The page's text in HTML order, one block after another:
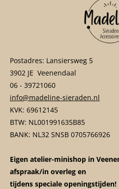
Postadres: Lansiersweg 5
3902 JE Veenendaal
06 - 39721060
info@madeline-sieraden.nl
KVK: 69612145
BTW: NL001991635B85
BANK: NL32 SNSB 0705766926
Eigen atelier-minishop in
afspraak/in overleg en
tijdens speciale openingstijden!